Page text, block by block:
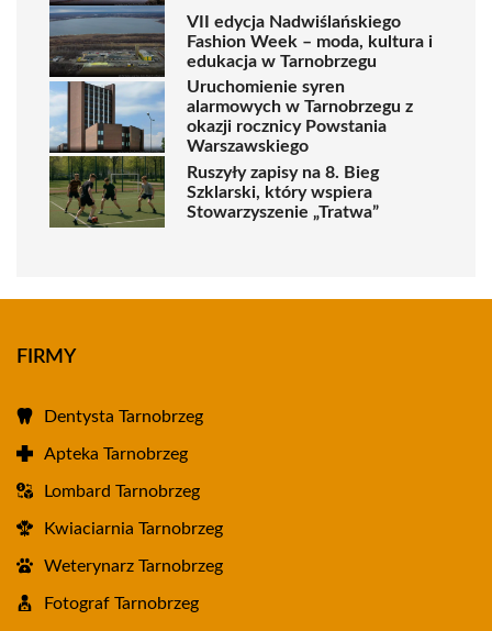
VII edycja Nadwiślańskiego
Fashion Week – moda, kultura i
edukacja w Tarnobrzegu
Uruchomienie syren
alarmowych w Tarnobrzegu z
okazji rocznicy Powstania
Warszawskiego
Ruszyły zapisy na 8. Bieg
Szklarski, który wspiera
Stowarzyszenie „Tratwa”
FIRMY
Dentysta Tarnobrzeg
Apteka Tarnobrzeg
Lombard Tarnobrzeg
Kwiaciarnia Tarnobrzeg
Weterynarz Tarnobrzeg
Fotograf Tarnobrzeg